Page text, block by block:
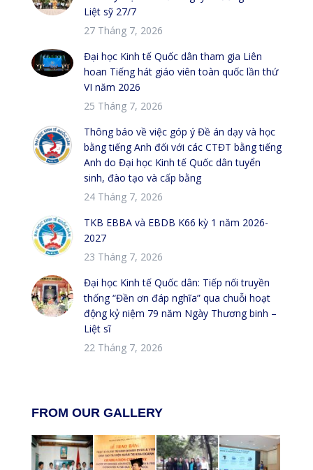
Liệt sỹ 27/7
27 Tháng 7, 2026
Đại học Kinh tế Quốc dân tham gia Liên
hoan Tiếng hát giáo viên toàn quốc lần thứ
VI năm 2026
25 Tháng 7, 2026
Thông báo về việc góp ý Đề án dạy và học
bằng tiếng Anh đối với các CTĐT bằng tiếng
Anh do Đại học Kinh tế Quốc dân tuyển
sinh, đào tạo và cấp bằng
24 Tháng 7, 2026
TKB EBBA và EBDB K66 kỳ 1 năm 2026-
2027
23 Tháng 7, 2026
Đại học Kinh tế Quốc dân: Tiếp nối truyền
thống “Đền ơn đáp nghĩa” qua chuỗi hoạt
động kỷ niệm 79 năm Ngày Thương binh –
Liệt sĩ
22 Tháng 7, 2026
FROM OUR GALLERY